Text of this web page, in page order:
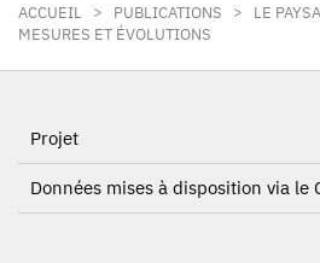
ACCUEIL > PUBLICATIONS >
LE
MESURES ET ÉVOLUTIONS
Projet
Données mises à disposition via le